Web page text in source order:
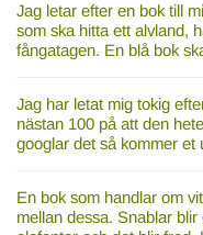
Jag letar efter en bok till
som ska hitta ett alvland,
fångatagen. En blå bok
Jag har letat mig tokig
nästan 100 på att den
googlar det så kommer
En bok som handlar om
mellan dessa. Snablar